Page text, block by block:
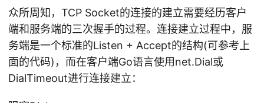
众所周知，TCP Socket的连接的建立需要经历客户
端和服务端的三次握手的过程。连接建立过程中，服
务端是一个标准的Listen + Accept的结构(可参考上
面的代码)，而在客户端Go语言使用net.Dial或
DialTimeout进行连接建立：